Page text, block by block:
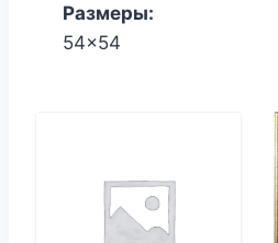
Размеры:
54x54